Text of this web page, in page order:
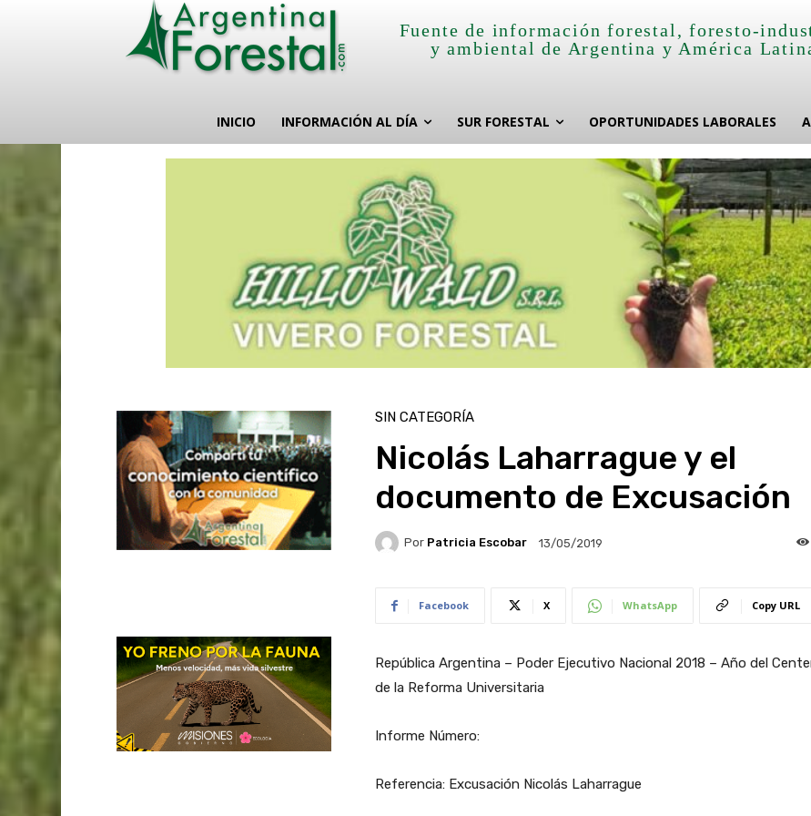
Fuente de información forestal, foresto-
y ambiental de Argentina y América
INICIO INFORMACIÓN AL DÍA SUR FORESTAL OPORTUNIDADES LABORALES
SIN CATEGORÍA
Nicolás Laharrague y el
documento de Excusación
Por Patricia Escobar 13/05/2019
Facebook X WhatsApp Copy URL
República Argentina – Poder Ejecutivo Nacional 2018 – Año del
de la Reforma Universitaria
Informe Número:
Referencia: Excusación Nicolás Laharrague